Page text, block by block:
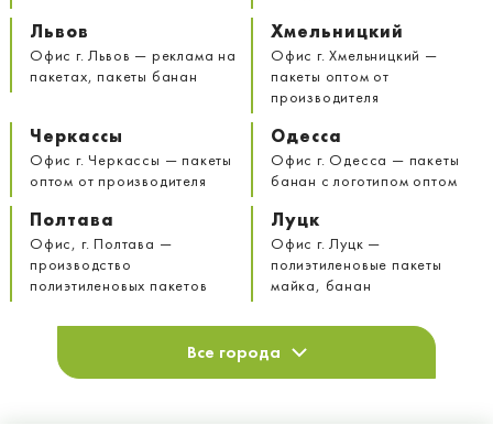
Львов
Офис г. Львов — реклама на
пакетах, пакеты банан
Хмельницкий
Офис г. Хмельницкий —
пакеты оптом от
производителя
Черкассы
Офис г. Черкассы — пакеты
оптом от производителя
Одесса
Офис г. Одесса — пакеты
банан с логотипом оптом
Полтава
Офис, г. Полтава —
производство
полиэтиленовых пакетов
Луцк
Офис г. Луцк —
полиэтиленовые пакеты
майка, банан
Все города